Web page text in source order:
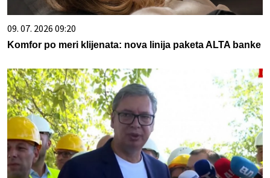
09. 07. 2026 09:20
Komfor po meri klijenata: nova linija paketa ALTA banke